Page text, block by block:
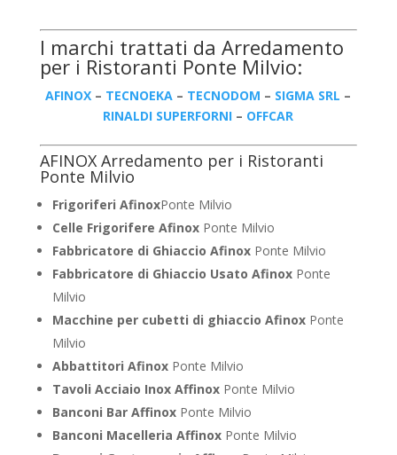
I marchi trattati da Arredamento
per i Ristoranti Ponte Milvio:
AFINOX – TECNOEKA – TECNODOM – SIGMA SRL –
RINALDI SUPERFORNI – OFFCAR
AFINOX Arredamento per i Ristoranti
Ponte Milvio
Frigoriferi AfinoxPonte Milvio
Celle Frigorifere AfinoxPonte Milvio
Fabbricatore di Ghiaccio AfinoxPonte Milvio
Fabbricatore di Ghiaccio Usato AfinoxPonte
Milvio
Macchine per cubetti di ghiaccio AfinoxPonte
Milvio
Abbattitori Afinox Ponte Milvio
Tavoli Acciaio Inox AffinoxPonte Milvio
Banconi Bar AffinoxPonte Milvio
Banconi Macelleria AffinoxPonte Milvio